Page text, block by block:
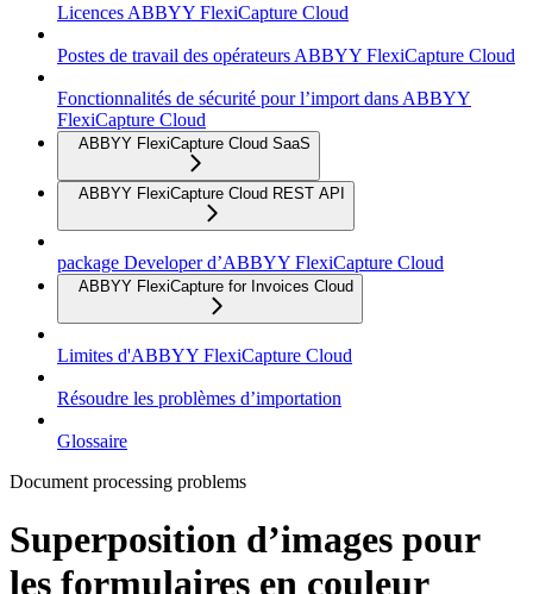
Licences ABBYY FlexiCapture Cloud
Postes de travail des opérateurs ABBYY FlexiCapture Cloud
Fonctionnalités de sécurité pour l’import dans ABBYY
FlexiCapture Cloud
ABBYY FlexiCapture Cloud SaaS
ABBYY FlexiCapture Cloud REST API
package Developer d’ABBYY FlexiCapture Cloud
ABBYY FlexiCapture for Invoices Cloud
Limites d'ABBYY FlexiCapture Cloud
Résoudre les problèmes d’importation
Glossaire
Document processing problems
Superposition d’images pour
les formulaires en couleur